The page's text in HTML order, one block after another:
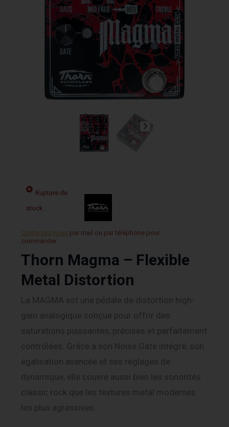
Rupture de
stock
Contactez-nous par mail ou par téléphone pour
commander.
Thorn Magma – Flexible
Metal Distortion
La MAGMA est une pédale de distortion high-
gain analogique conçue pour offrir des
saturations puissantes, précises et parfaitement
contrôlées. Grâce à son Noise Gate intégré, son
égalisation avancée et ses réglages de
dynamique, elle couvre aussi bien les sonorités
classic rock que les textures metal modernes
les plus agressives.